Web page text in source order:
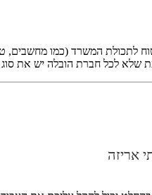
לתכולת המשרד (כמו
לכל חברת הובלה יש את סוג
אריזה